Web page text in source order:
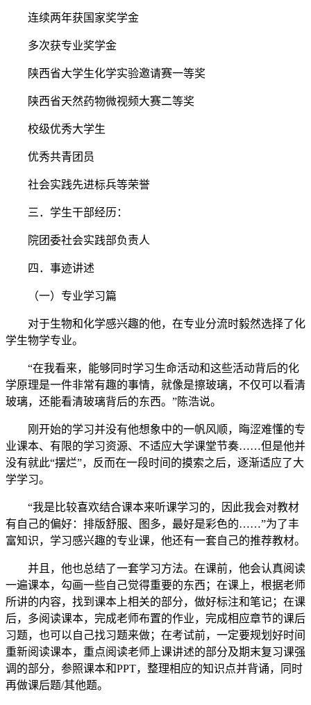
连续两年获国家奖学金
多次获专业奖学金
陕西省大学生化学实验邀请赛一等奖
陕西省天然药物微视频大赛二等奖
校级优秀大学生
优秀共青团员
社会实践先进标兵等荣誉
三．学生干部经历：
院团委社会实践部负责人
四．事迹讲述
（一）专业学习篇
对于生物和化学感兴趣的他，在专业分流时毅然选择了化
学生物学专业。
“在我看来，能够同时学习生命活动和这些活动背后的化
学原理是一件非常有趣的事情，就像是擦玻璃，不仅可以看清
玻璃，还能看清玻璃背后的东西。”陈浩说。
刚开始的学习并没有他想象中的一帆风顺，晦涩难懂的专
业课本、有限的学习资源、不适应大学课堂节奏……但是他并
没有就此“摆烂”，反而在一段时间的摸索之后，逐渐适应了大
学学习。
“我是比较喜欢结合课本来听课学习的，因此我会对教材
有自己的偏好：排版舒服、图多，最好是彩色的……”为了丰
富知识，学习感兴趣的专业课，他还有一套自己的推荐教材。
并且，他也总结了一套学习方法。在课前，他会认真阅读
一遍课本，勾画一些自己觉得重要的东西；在课上，根据老师
所讲的内容，找到课本上相关的部分，做好标注和笔记；在课
后，多阅读课本，完成老师布置的作业，完成相应章节的课后
习题，也可以自己找习题来做；在考试前，一定要规划好时间
重新阅读课本，重点阅读老师上课讲述的部分及期末复习课强
调的部分，参照课本和PPT，整理相应的知识点并背诵，同时
再做课后题/其他题。